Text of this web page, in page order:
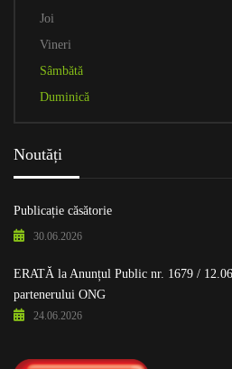
Joi
Vineri
Sâmbătă
Duminică
Noutăți
Publicație căsătorie
30.06.2026
ERATĂ la Anunțul Public nr. 1679 /
partenerului ONG
24.06.2026